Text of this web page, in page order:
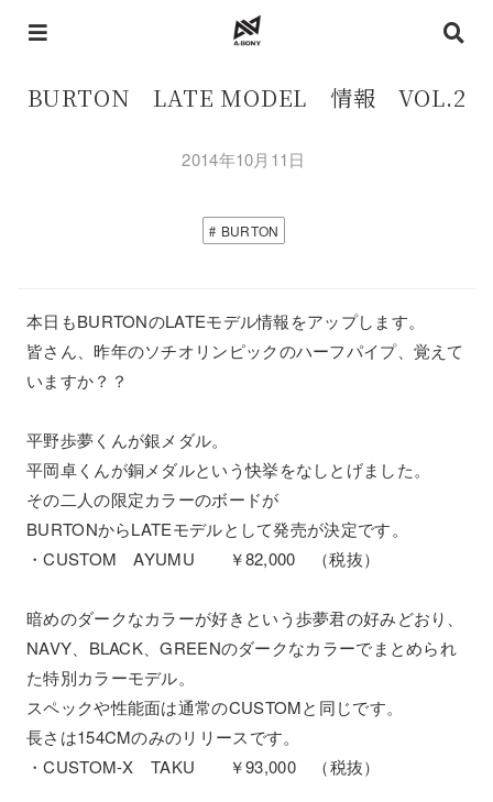
BURTON LATE MODEL 情報 VOL.2
2014年10月11日
BURTON
本日もBURTONのLATEモデル情報をアップします。
皆さん、昨年のソチオリンピックのハーフパイプ、覚えて
いますか？？
平野歩夢くんが銀メダル。
平岡卓くんが銅メダルという快挙をなしとげました。
その二人の限定カラーのボードが
BURTONからLATEモデルとして発売が決定です。
・CUSTOM AYUMU ￥82,000 （税抜）
暗めのダークなカラーが好きという歩夢君の好みどおり、
NAVY、BLACK、GREENのダークなカラーでまとめられ
た特別カラーモデル。
スペックや性能面は通常のCUSTOMと同じです。
長さは154CMのみのリリースです。
・CUSTOM-X TAKU ￥93,000 （税抜）